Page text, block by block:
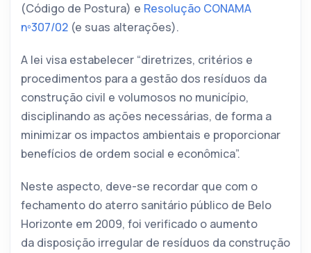
(Código de Postura) e Resolução CONAMA
nº307/02 (e suas alterações).
A lei visa estabelecer “diretrizes, critérios e
procedimentos para a gestão dos resíduos da
construção civil e volumosos no município,
disciplinando as ações necessárias, de forma a
minimizar os impactos ambientais e proporcionar
benefícios de ordem social e econômica”.
Neste aspecto, deve-se recordar que com o
fechamento do aterro sanitário público de Belo
Horizonte em 2009, foi verificado o aumento
da disposição irregular de resíduos da construção